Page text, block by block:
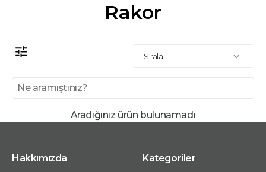
Rakor
Sırala
Aradığınız ürün bulunamadı
Hakkımızda Kategoriler